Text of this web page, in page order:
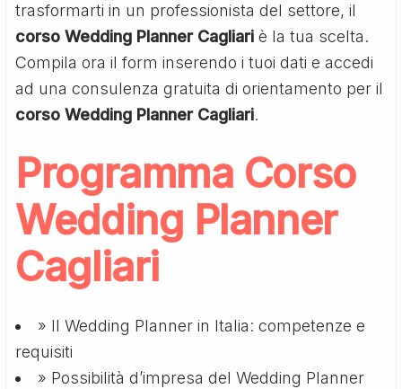
trasformarti in un professionista del settore, il
corso Wedding Planner Cagliari è la tua scelta.
Compila ora il form inserendo i tuoi dati e accedi
ad una consulenza gratuita di orientamento per il
corso Wedding Planner Cagliari.
Programma Corso
Wedding Planner
Cagliari
» Il Wedding Planner in Italia: competenze e
requisiti
» Possibilità d’impresa del Wedding Planner